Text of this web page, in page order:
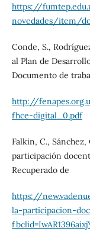
https://
novedades/item/
Conde, S.,
al Plan de
Documento de
http://
fhce-digital_0.pdf
Falkin, C.,
participación
Recuperado de
https://
la-participacion-